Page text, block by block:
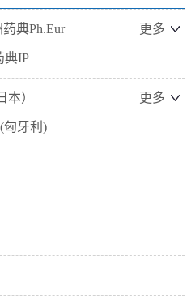
药典Ph.Eur
典IP
更多
）
匈牙利)
MTI唯科（美国）
更多